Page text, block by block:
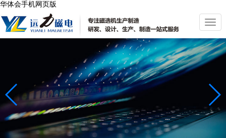
华体会手机网页版
切
换
导
航